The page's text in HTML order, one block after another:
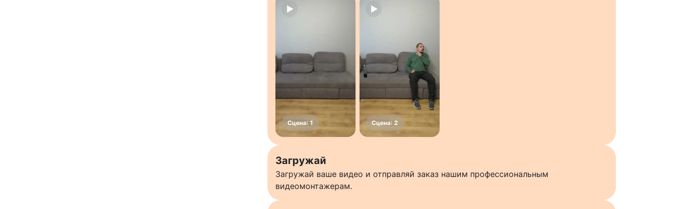
Загружай
Загружай ваше видео и отправляй заказ нашим профессиональным
видеомонтажерам.